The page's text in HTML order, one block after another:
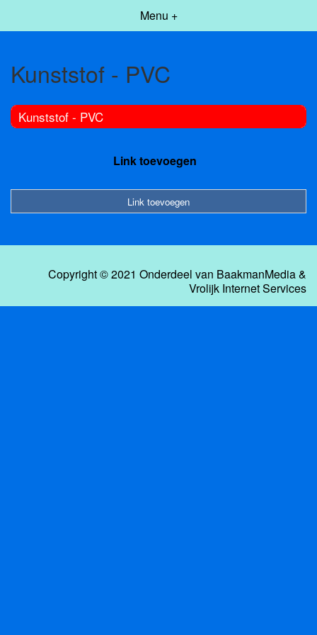
Menu +
Kunststof - PVC
Kunststof - PVC
Link toevoegen
Link toevoegen
Copyright © 2021 Onderdeel van BaakmanMedia&
Vrolijk Internet Services